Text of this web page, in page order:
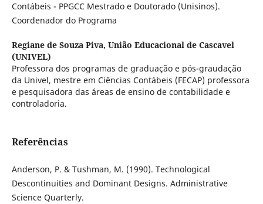
Contábeis - PPGCC Mestrado e Doutorado (Unisinos).
Coordenador do Programa
Regiane de Souza Piva, União Educacional de Cascavel
(UNIVEL)
Professora dos programas de graduação e pós-graudação
da Univel, mestre em Ciências Contábeis (FECAP) professora
e pesquisadora das áreas de ensino de contabilidade e
controladoria.
Referências
Anderson, P. & Tushman, M. (1990). Technological
Descontinuities and Dominant Designs. Administrative
Science Quarterly.